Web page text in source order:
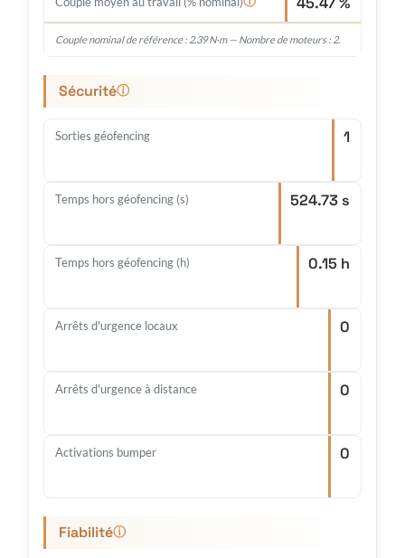
Couple nominal de référence : 2.39 N·m — Nombre de moteurs : 2.
Sécuritéⓘ
Sorties géofencing 1
Temps hors géofencing (s) 524.73 s
Temps hors géofencing (h) 0.15 h
Arrêts d'urgence locaux 0
Arrêts d'urgence à distance 0
Activations bumper 0
Fiabilitéⓘ